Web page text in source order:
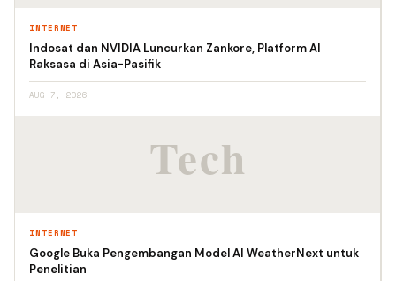
INTERNET
Indosat dan NVIDIA Luncurkan Zankore, Platform AI
Raksasa di Asia-Pasifik
AUG 7, 2026
INTERNET
Google Buka Pengembangan Model AI WeatherNext untuk
Penelitian